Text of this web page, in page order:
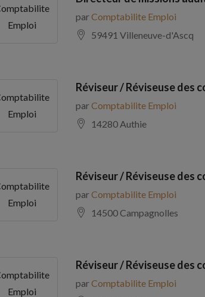
Emploi
parComptabilite Emploi
59491 Villeneuve-d'Ascq
Emploi
Réviseur / Réviseuse des
parComptabilite Emploi
14280 Authie
Emploi
Réviseur / Réviseuse des
parComptabilite Emploi
14500 Campagnolles
Emploi
Réviseur / Réviseuse des
parComptabilite Emploi